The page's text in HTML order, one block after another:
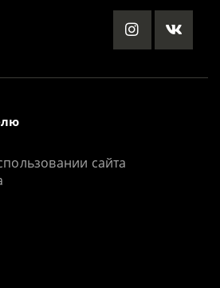
сайта